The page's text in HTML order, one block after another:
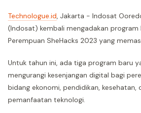
Technologue.id, Jakarta - Indosat
(Indosat) kembali mengadakan program
Perempuan SheHacks 2023 yang
Untuk tahun ini, ada tiga program baru
mengurangi kesenjangan digital bagi
bidang ekonomi, pendidikan, kesehatan,
pemanfaatan teknologi.